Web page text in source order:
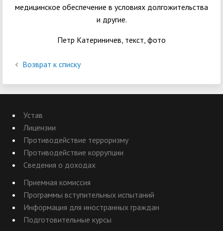
медицинское обеспечение в условиях долгожительства
и другие.
Петр Катериничев, текст, фото
Возврат к списку
Устав
Лицензии
Противодействие терроризму
Противодействие коррупции
Сведения о доходах
Приемная комиссия
Программы вступительных испытаний
Информация для иностранных граждан
Подготовительные курсы